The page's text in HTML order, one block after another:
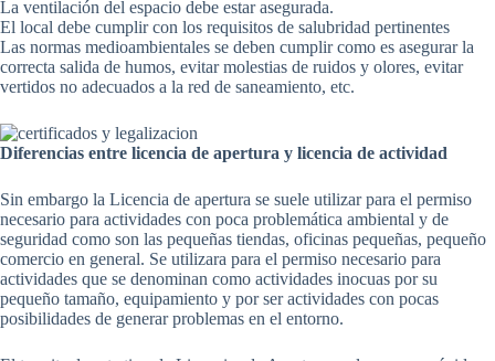
La ventilación del espacio debe estar asegurada.
El local debe cumplir con los requisitos de salubridad pertinentes
Las normas medioambientales se deben cumplir como es asegurar la
correcta salida de humos, evitar molestias de ruidos y olores, evitar
vertidos no adecuados a la red de saneamiento, etc.
Diferencias entre licencia de apertura y licencia de actividad
Sin embargo la Licencia de apertura se suele utilizar para el permiso
necesario para actividades con poca problemática ambiental y de
seguridad como son las pequeñas tiendas, oficinas pequeñas, pequeño
comercio en general. Se utilizara para el permiso necesario para
actividades que se denominan como actividades inocuas por su
pequeño tamaño, equipamiento y por ser actividades con pocas
posibilidades de generar problemas en el entorno.